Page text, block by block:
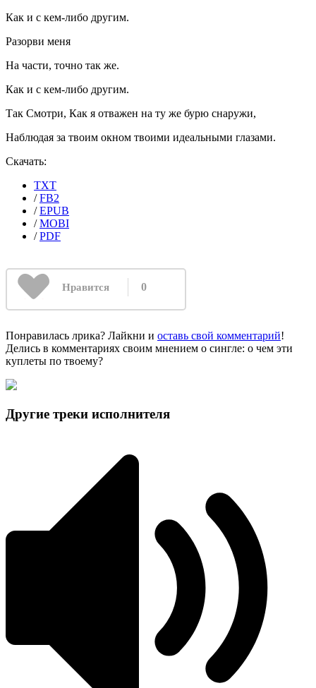
Как и с кем-либо другим.
Разорви меня
На части, точно так же.
Как и с кем-либо другим.
Так Смотри, Как я отважен на ту же бурю снаружи,
Наблюдая за твоим окном твоими идеальными глазами.
Скачать:
TXT
/FB2
/EPUB
/MOBI
/PDF
Нравится 0
Понравилась лрика? Лайкни и оставь свой комментарий!
Делись в комментариях своим мнением о сингле: о чем эти
куплеты по твоему?
Другие треки исполнителя